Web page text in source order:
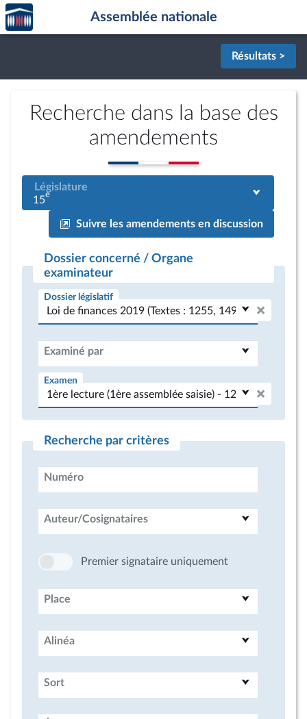
Aller au contenu
Aller en bas de la page
Accèder
à la
page
Assemblée nationale
Résultats >
Recherche dans la base des
amendements
Législature
15e
Suivre les amendements en discussion
Dossier concerné / Organe
examinateur
Dossier législatif
Examiné par
Examen
Recherche par critères
Numéro
Auteur/Cosignataires
Premier signataire uniquement
Place
Alinéa
Sort